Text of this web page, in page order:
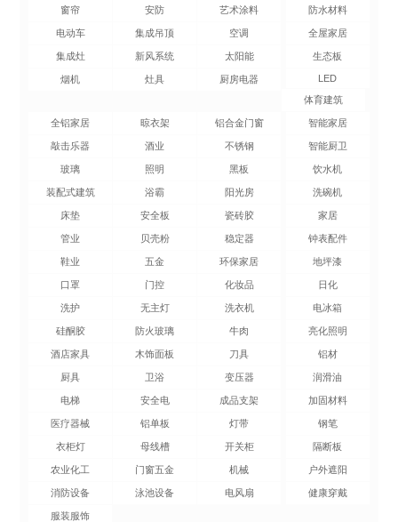
窗帘 安防 艺术涂料 防水材料
电动车 集成吊顶 空调 全屋家居
集成灶 新风系统 太阳能 生态板
烟机 灶具 厨房电器
LED
体育建筑
全铝家居 晾衣架 智能家居
铝合金门窗
敲击乐器 酒业 智能厨卫
不锈钢
玻璃 照明 饮水机
黑板
装配式建筑 浴霸 洗碗机
阳光房
床垫 安全板 家居
瓷砖胶
管业 贝壳粉 钟表配件
稳定器
鞋业 五金 地坪漆
环保家居
口罩 门控 日化
化妆品
洗护 无主灯 电冰箱
洗衣机
硅酮胶 防火玻璃 亮化照明
牛肉
酒店家具 木饰面板 铝材
刀具
厨具 卫浴 润滑油
变压器
电梯 安全电 加固材料
成品支架
医疗器械 铝单板 钢笔
灯带
衣柜灯 母线槽 隔断板
开关柜
农业化工 门窗五金 户外遮阳
机械
消防设备 泳池设备 健康穿戴
电风扇
服装服饰